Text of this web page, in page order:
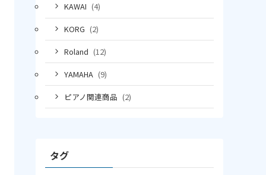
KAWAI (4)
KORG (2)
Roland (12)
YAMAHA (9)
ピアノ関連商品 (2)
タグ